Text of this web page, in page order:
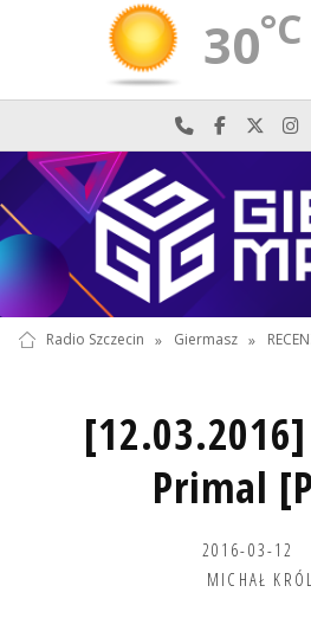
30°C
Najlepiej po
Odwiedź
Radio Szczecin » Giermasz »
Primal
2016-03-12
MICHAŁ KRÓL